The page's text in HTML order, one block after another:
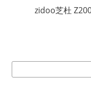
zidoo芝杜